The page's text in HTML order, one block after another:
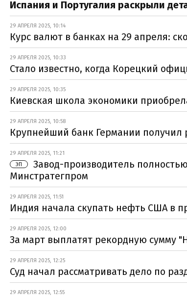
Испания и Португалия раскрыли
29 АПРЕЛЯ 2025, 10:14
Курс валют в банках на 29 апреля:
29 АПРЕЛЯ 2025, 10:33
Стало известно, когда Корецкий
29 АПРЕЛЯ 2025, 10:35
Киевская школа экономики
29 АПРЕЛЯ 2025, 10:58
Крупнейший банк Германии
29 АПРЕЛЯ 2025, 11:21
ЭП
Завод-производитель
Минстратегпром
29 АПРЕЛЯ 2025, 11:51
Индия начала скупать нефть США в
29 АПРЕЛЯ 2025, 12:00
За март выплатят рекордную сумму
29 АПРЕЛЯ 2025, 12:25
Суд начал рассматривать дело по
29 АПРЕЛЯ 2025, 12:55